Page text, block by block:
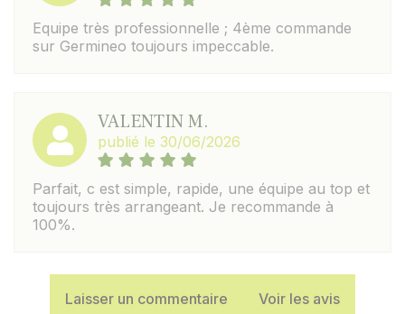
Equipe très professionnelle ; 4ème commande
sur Germineo toujours impeccable.
VALENTIN M.
publié le 30/06/2026
Parfait, c est simple, rapide, une équipe au top et
toujours très arrangeant. Je recommande à
100%.
Laisser un commentaire Voir les avis